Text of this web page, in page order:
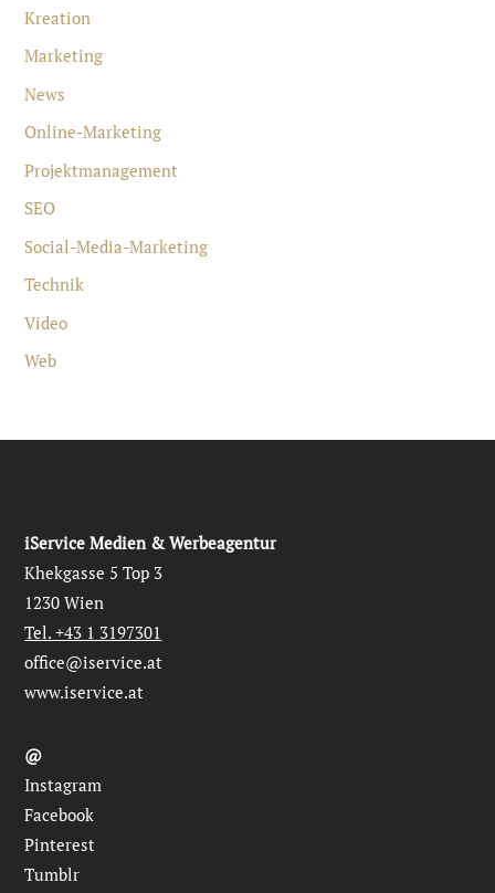
Kreation
Marketing
News
Online-Marketing
Projektmanagement
SEO
Social-Media-Marketing
Technik
Video
Web
iService Medien & Werbeagentur
Khekgasse 5 Top 3
1230 Wien
Tel. +43 1 3197301
office@iservice.at
www.iservice.at
@
Instagram
Facebook
Pinterest
Tumblr